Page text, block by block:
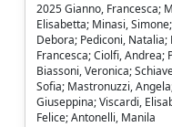
2025 Gianno, Francesca;
Elisabetta; Minasi,
Debora; Pediconi,
Francesca; Ciolfi, Andrea;
Biassoni, Veronica;
Sofia; Mastronuzzi,
Giuseppina; Viscardi,
Felice; Antonelli, Manila